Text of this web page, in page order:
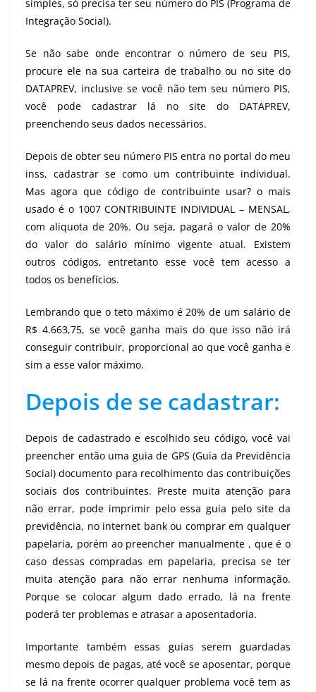
simples, só precisa ter seu número do PIS (Programa de
Integração Social).
Se não sabe onde encontrar o número de seu PIS,
procure ele na sua carteira de trabalho ou no site do
DATAPREV, inclusive se você não tem seu número PIS,
você pode cadastrar lá no site do DATAPREV,
preenchendo seus dados necessários.
Depois de obter seu número PIS entra no portal do meu
inss, cadastrar se como um contribuinte individual.
Mas agora que código de contribuinte usar? o mais
usado é o 1007 CONTRIBUINTE INDIVIDUAL – MENSAL,
com aliquota de 20%. Ou seja, pagará o valor de 20%
do valor do salário mínimo vigente atual. Existem
outros códigos, entretanto esse você tem acesso a
todos os benefícios.
Lembrando que o teto máximo é 20% de um salário de
R$ 4.663,75, se você ganha mais do que isso não irá
conseguir contribuir, proporcional ao que você ganha e
sim a esse valor máximo.
Depois de se cadastrar:
Depois de cadastrado e escolhido seu código, você vai
preencher então uma guia de GPS (Guia da Previdência
Social) documento para recolhimento das contribuições
sociais dos contribuintes. Preste muita atenção para
não errar, pode imprimir pelo essa guia pelo site da
previdência, no internet bank ou comprar em qualquer
papelaria, porém ao preencher manualmente , que é o
caso dessas compradas em papelaria, precisa se ter
muita atenção para não errar nenhuma informação.
Porque se colocar algum dado errado, lá na frente
poderá ter problemas e atrasar a aposentadoria.
Importante também essas guias serem guardadas
mesmo depois de pagas, até você se aposentar, porque
se lá na frente ocorrer qualquer problema você tem as